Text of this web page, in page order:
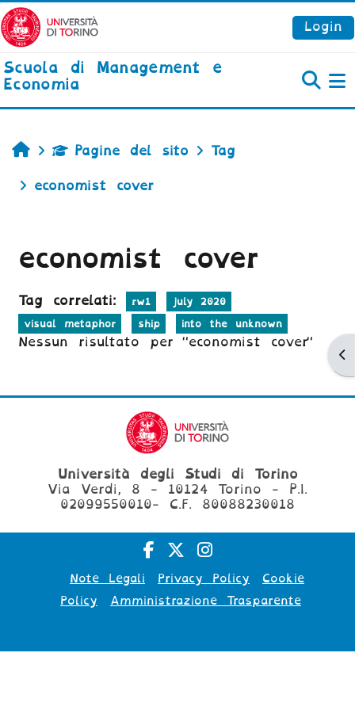
Vai al contenuto principale
Login
Scuola di Management e
Economia
HomePagine del sito Tag
economist cover
economist cover
Tag correlati: rw1
july 2020
visual metaphor
ship into the unknown
Nessun risultato per "economist cover"
Università degli Studi di Torino
Via Verdi, 8 - 10124 Torino - P.I.
02099550010- C.F. 80088230018
Note Legali Privacy Policy
Cookie
Policy
Amministrazione Trasparente